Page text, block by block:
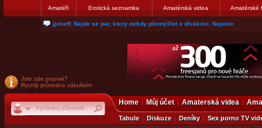
Amatéři Erotická seznamka Amatérská videa Amatérské
jjoseff: Najde se par, ktery nekdy přemýšlel o divákovi. Napiste
Jste zde poprvé?
Rychlý průvodce zákulisím
Home Můj účet Amaterská videa
Tabule Diskuze Deníky Sex porno TV